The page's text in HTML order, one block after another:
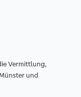
Vermittlung,
und